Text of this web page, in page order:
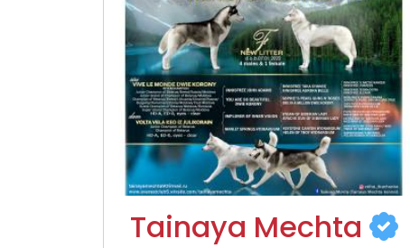
Tainaya Mechta